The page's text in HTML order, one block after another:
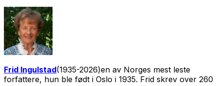
Frid Ingulstad(1935-2026)en av Norges mest leste
forfattere, hun ble født i Oslo i 1935. Frid skrev over 260